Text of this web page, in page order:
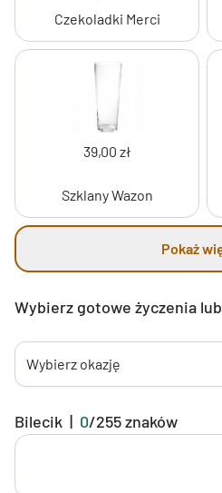
Czekoladki Merci
39,00 zł
Szklany Wazon
Pokaż
Wybierz gotowe życzenia
Wybierz okazję
Bilecik | 0/255znaków